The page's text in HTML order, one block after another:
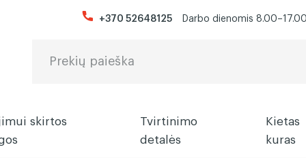
+370 52648125 Darbo dienomis
skirtos
Tvirtinimo
detalės
Kietas
kuras